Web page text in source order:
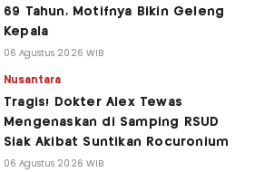
69 Tahun, Motifnya Bikin Geleng
Kepala
06 Agustus 2026 WIB
Nusantara
Tragis! Dokter Alex Tewas
Mengenaskan di Samping RSUD
Siak Akibat Suntikan Rocuronium
06 Agustus 2026 WIB